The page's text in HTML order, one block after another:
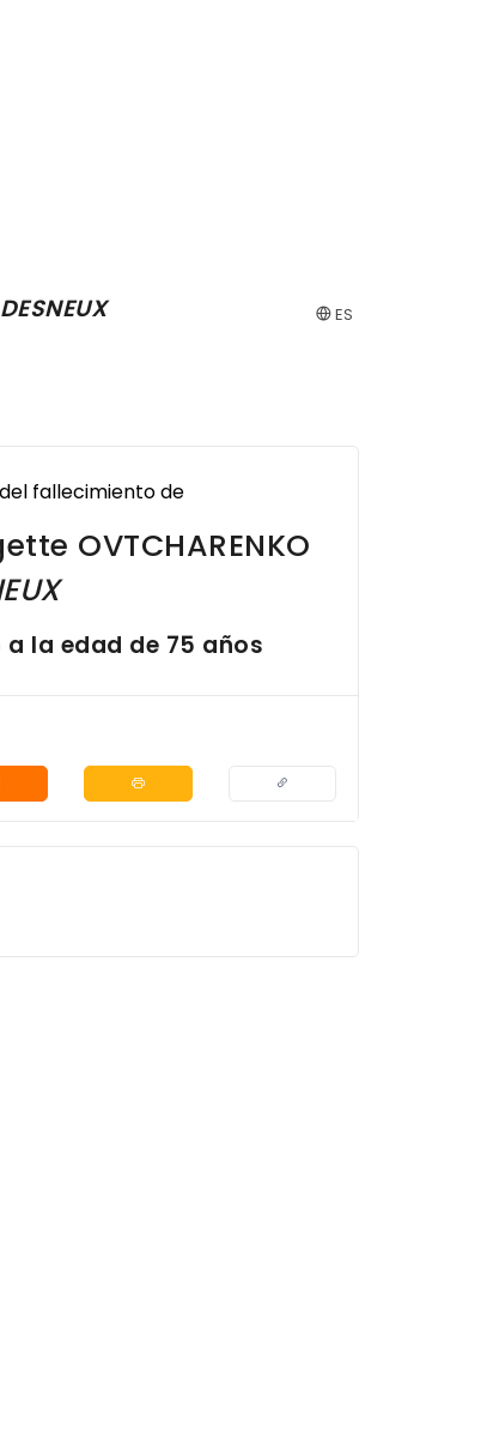
DESNEUX ES
fallecimiento de
OVTCHARENKO
la edad de 75 años